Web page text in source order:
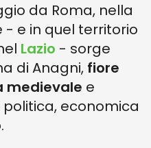
da Roma, nella
- e in quel territorio
Lazio - sorge
di Anagni, fiore
medievale e
economica